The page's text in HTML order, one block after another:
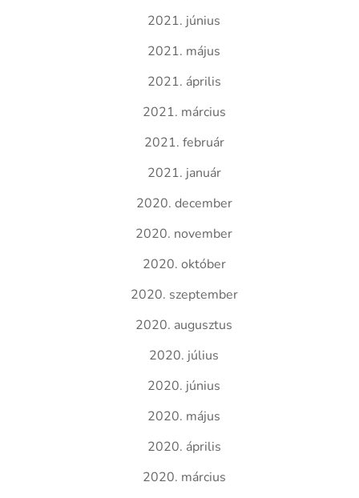
2021. június
2021. május
2021. április
2021. március
2021. február
2021. január
2020. december
2020. november
2020. október
2020. szeptember
2020. augusztus
2020. július
2020. június
2020. május
2020. április
2020. március